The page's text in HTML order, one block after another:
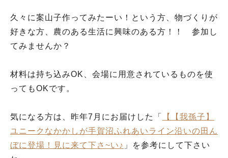
久々に案山子作ってみたーい！という方、物づくりが
好きな方、農のある生活に興味のある方！！ 参加し
てみませんか？
材料は持ち込みOK、会場に用意されているものを使
ってもOKです。
気になる方は、昨年7月にお届けした「
【【我孫子】
ユニークなかかしが手賀沼ふれあいライン沿いの田ん
ぼに登場！見に来て下さ~い♪ 」を参考にして下さい